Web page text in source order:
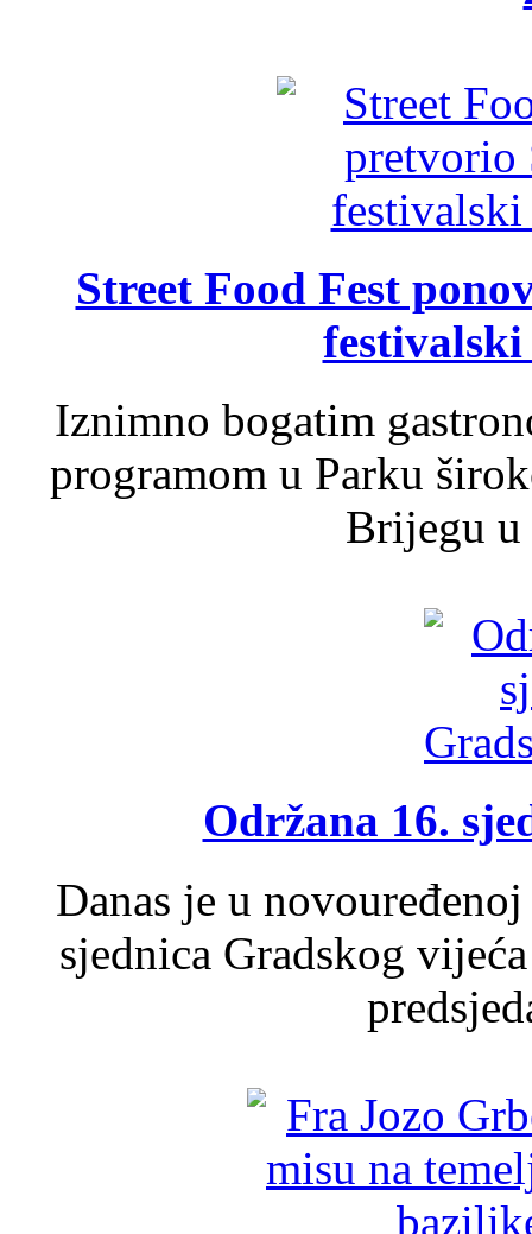
Street Food Fest
Iznimno bogatim
programom u Parku
Brijegu u
Održana 16.
Danas je u
sjednica Gradskog